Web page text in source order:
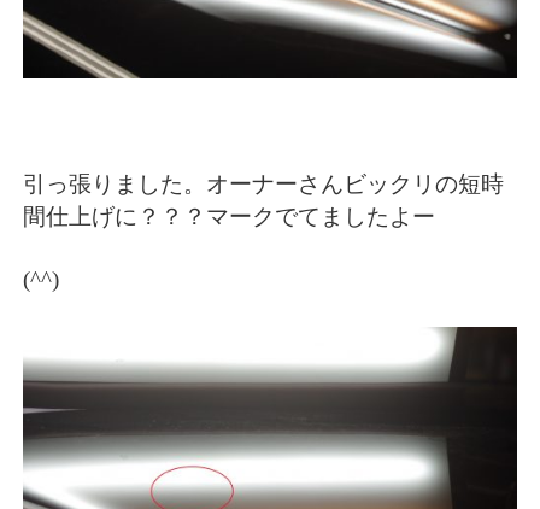
引っ張りました。オーナーさんビックリの短時
間仕上げに？？？マークでてましたよー
(^^)